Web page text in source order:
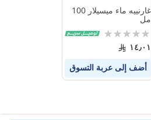
غارنييه ماء ميسيلار 100
مل
Rating:
0%
١٤٫٠١
أضف إلى عربة التسوق